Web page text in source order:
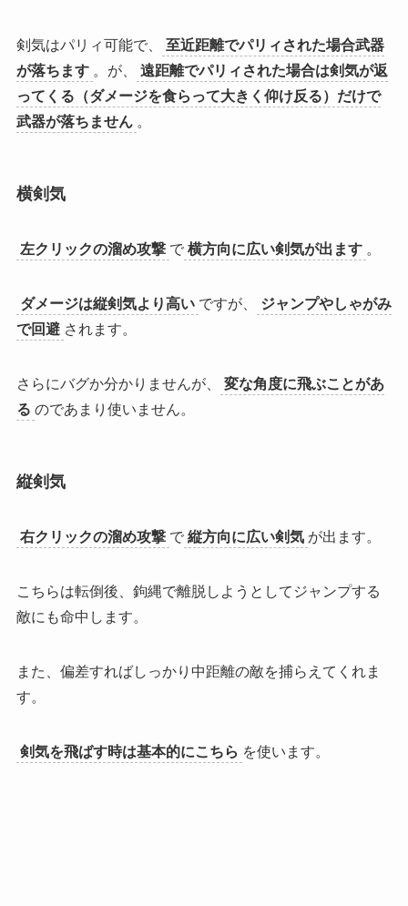
剣気はパリィ可能で、
至近距離でパリィされた場合武器
が落ちます 。が、
遠距離でパリィされた場合は剣気が返
ってくる（ダメージを食らって大きく仰け反る）だけで
武器が落ちません 。
横剣気
左クリックの溜め攻撃 で 横方向に広い剣気が出ます 。
ダメージは縦剣気より高い ですが、
ジャンプやしゃがみ
で回避 されます。
さらにバグか分かりませんが、
変な角度に飛ぶことがあ
る のであまり使いません。
縦剣気
右クリックの溜め攻撃 で 縦方向に広い剣気 が出ます。
こちらは転倒後、鉤縄で離脱しようとしてジャンプする
敵にも命中します。
また、偏差すればしっかり中距離の敵を捕らえてくれま
す。
剣気を飛ばす時は基本的にこちら を使います。